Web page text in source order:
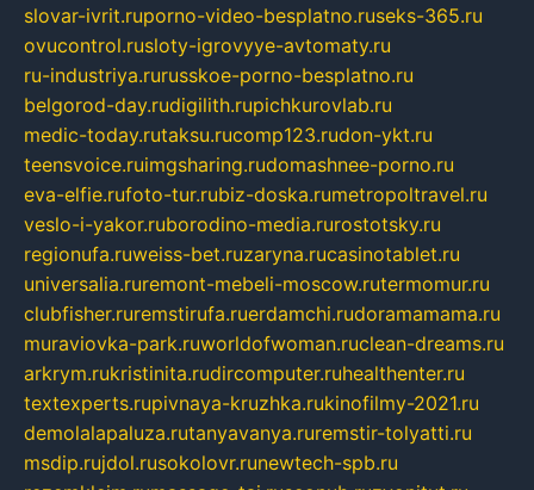
slovar-ivrit.ruporno-video-besplatno.ruseks-365.ru
ovucontrol.rusloty-igrovyye-avtomaty.ru
ru-industriya.rurusskoe-porno-besplatno.ru
belgorod-day.rudigilith.rupichkurovlab.ru
medic-today.rutaksu.rucomp123.rudon-ykt.ru
teensvoice.ruimgsharing.rudomashnee-porno.ru
eva-elfie.rufoto-tur.rubiz-doska.rumetropoltravel.ru
veslo-i-yakor.ruborodino-media.rurostotsky.ru
regionufa.ruweiss-bet.ruzaryna.rucasinotablet.ru
universalia.ruremont-mebeli-moscow.rutermomur.ru
clubfisher.ruremstirufa.ruerdamchi.rudoramamama.ru
muraviovka-park.ruworldofwoman.ruclean-dreams.ru
arkrym.rukristinita.rudircomputer.ruhealthenter.ru
textexperts.rupivnaya-kruzhka.rukinofilmy-2021.ru
demolalapaluza.rutanyavanya.ruremstir-tolyatti.ru
msdip.rujdol.rusokolovr.runewtech-spb.ru